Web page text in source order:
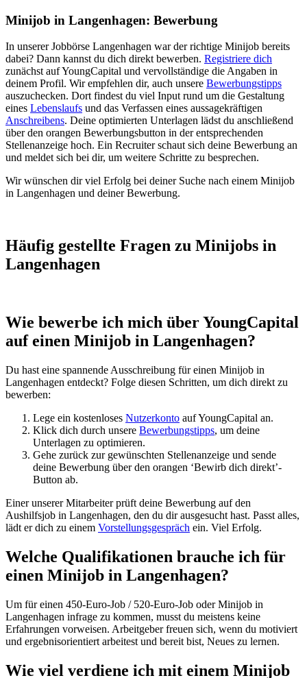
Minijob in Langenhagen: Bewerbung
In unserer Jobbörse Langenhagen war der richtige Minijob bereits
dabei? Dann kannst du dich direkt bewerben. Registriere dich
zunächst auf YoungCapital und vervollständige die Angaben in
deinem Profil. Wir empfehlen dir, auch unsere Bewerbungstipps
auszuchecken. Dort findest du viel Input rund um die Gestaltung
eines Lebenslaufs und das Verfassen eines aussagekräftigen
Anschreibens. Deine optimierten Unterlagen lädst du anschließend
über den orangen Bewerbungsbutton in der entsprechenden
Stellenanzeige hoch. Ein Recruiter schaut sich deine Bewerbung an
und meldet sich bei dir, um weitere Schritte zu besprechen.
Wir wünschen dir viel Erfolg bei deiner Suche nach einem Minijob
in Langenhagen und deiner Bewerbung.
Häufig gestellte Fragen zu Minijobs in
Langenhagen
Wie bewerbe ich mich über YoungCapital
auf einen Minijob in Langenhagen?
Du hast eine spannende Ausschreibung für einen Minijob in
Langenhagen entdeckt? Folge diesen Schritten, um dich direkt zu
bewerben:
Lege ein kostenloses Nutzerkonto auf YoungCapital an.
Klick dich durch unsere Bewerbungstipps, um deine
Unterlagen zu optimieren.
Gehe zurück zur gewünschten Stellenanzeige und sende
deine Bewerbung über den orangen ‘Bewirb dich direkt’-
Button ab.
Einer unserer Mitarbeiter prüft deine Bewerbung auf den
Aushilfsjob in Langenhagen, den du dir ausgesucht hast. Passt alles,
lädt er dich zu einem Vorstellungsgespräch ein. Viel Erfolg.
Welche Qualifikationen brauche ich für
einen Minijob in Langenhagen?
Um für einen 450-Euro-Job / 520-Euro-Job oder Minijob in
Langenhagen infrage zu kommen, musst du meistens keine
Erfahrungen vorweisen. Arbeitgeber freuen sich, wenn du motiviert
und ergebnisorientiert arbeitest und bereit bist, Neues zu lernen.
Wie viel verdiene ich mit einem Minijob